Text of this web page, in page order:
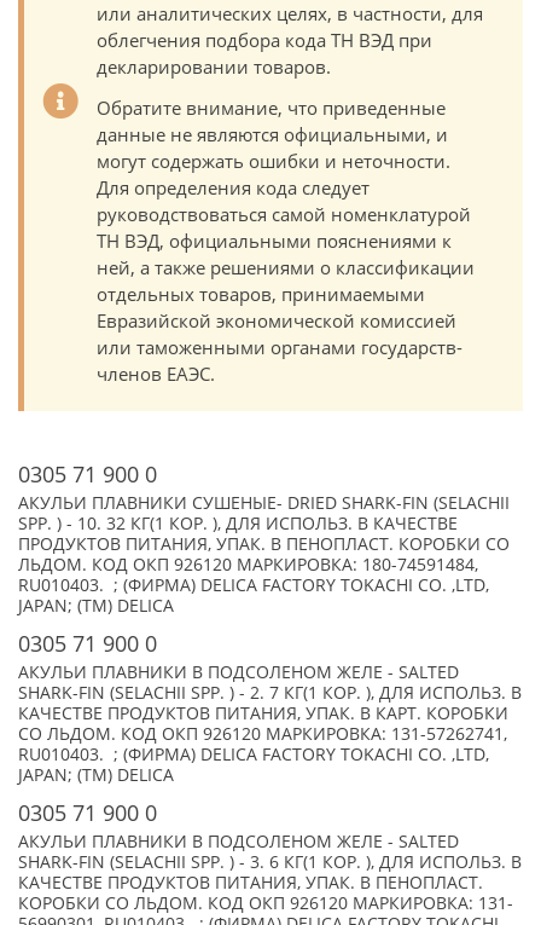
или аналитических целях, в частности, для
облегчения подбора кода ТН ВЭД при
декларировании товаров.
Обратите внимание, что приведенные
данные не являются официальными, и
могут содержать ошибки и неточности.
Для определения кода следует
руководствоваться самой номенклатурой
ТН ВЭД, официальными пояснениями к
ней, а также решениями о классификации
отдельных товаров, принимаемыми
Евразийской экономической комиссией
или таможенными органами государств-
членов ЕАЭС.
0305 71 900 0
АКУЛЬИ ПЛАВНИКИ СУШЕНЫЕ- DRIED SHARK-FIN (SELACHII
SPP. ) - 10. 32 КГ(1 КОР. ), ДЛЯ ИСПОЛЬЗ. В КАЧЕСТВЕ
ПРОДУКТОВ ПИТАНИЯ, УПАК. В ПЕНОПЛАСТ. КОРОБКИ СО
ЛЬДОМ. КОД ОКП 926120 МАРКИРОВКА: 180-74591484,
RU010403. ; (ФИРМА) DELICA FACTORY TOKACHI CO. ,LTD,
JAPAN; (TM) DELICA
0305 71 900 0
АКУЛЬИ ПЛАВНИКИ В ПОДСОЛЕНОМ ЖЕЛЕ - SALTED
SHARK-FIN (SELACHII SPP. ) - 2. 7 КГ(1 КОР. ), ДЛЯ ИСПОЛЬЗ. В
КАЧЕСТВЕ ПРОДУКТОВ ПИТАНИЯ, УПАК. В КАРТ. КОРОБКИ
СО ЛЬДОМ. КОД ОКП 926120 МАРКИРОВКА: 131-57262741,
RU010403. ; (ФИРМА) DELICA FACTORY TOKACHI CO. ,LTD,
JAPAN; (TM) DELICA
0305 71 900 0
АКУЛЬИ ПЛАВНИКИ В ПОДСОЛЕНОМ ЖЕЛЕ - SALTED
SHARK-FIN (SELACHII SPP. ) - 3. 6 КГ(1 КОР. ), ДЛЯ ИСПОЛЬЗ. В
КАЧЕСТВЕ ПРОДУКТОВ ПИТАНИЯ, УПАК. В ПЕНОПЛАСТ.
КОРОБКИ СО ЛЬДОМ. КОД ОКП 926120 МАРКИРОВКА: 131-